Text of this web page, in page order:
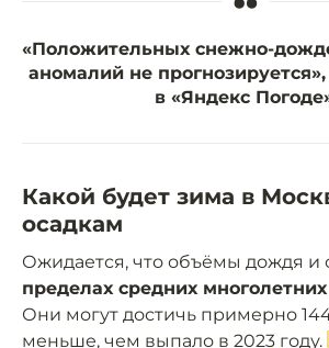
«Положительных снежно-
аномалий не
в «Яндекс
Какой будет зима в
осадкам
Ожидается, что объёмы дождя и
пределах средних
Они могут достичь примерно
меньше, чем выпало в 2023 году.